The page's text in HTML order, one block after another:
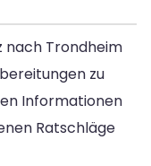
nach Trondheim
zu
Informationen
Ratschläge